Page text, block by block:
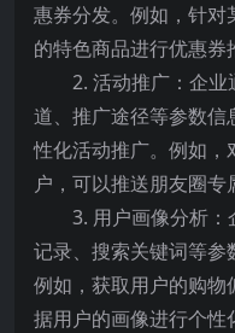
惠券分发。例如，针
的特色商品进行优惠券
2. 活动推广：企
道、推广途径等参数信
性化活动推广。例如，
户，可以推送朋友圈专
3. 用户画像分析
记录、搜索关键词等参
例如，获取用户的购物
据用户的画像进行个